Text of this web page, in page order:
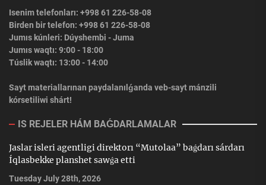
Isenim telefonları: +998 61 226-58-08
Birden bir telefon: +998 61 226-58-08
Jumıs kúnleri: Dúyshembi - Juma
Jumıs waqtı: 9:00 - 18:00
Túslik waqtı: 13:00 - 14:00
Sayt materiallarınan paydalanılǵanda veb-sayt mánzili
kórsetiliwi shárt!
IS REJELER HÁM BAǴDARLAMALAR
Jaslar isleri agentligi direktorı “Mutolaa” baǵdarı sárdarı
Íqlasbekke planshet sawǵa etti
Tuesday July 28th, 2026